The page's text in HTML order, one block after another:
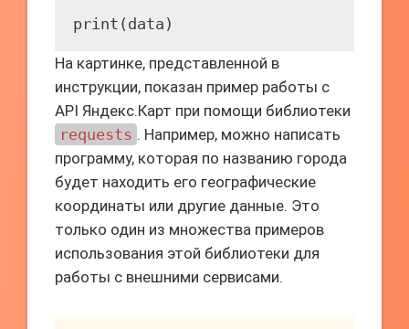
print(data)
На картинке, представленной в
инструкции, показан пример работы с
API Яндекс.Карт при помощи библиотеки
requests . Например, можно написать
программу, которая по названию города
будет находить его географические
координаты или другие данные. Это
только один из множества примеров
использования этой библиотеки для
работы с внешними сервисами.